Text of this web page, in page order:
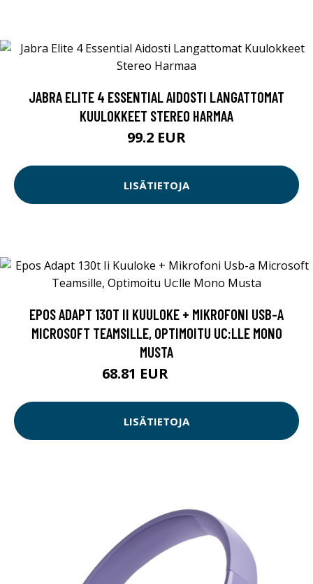
JABRA ELITE 4 ESSENTIAL AIDOSTI LANGATTOMAT
KUULOKKEET STEREO HARMAA
99.2 EUR
LISÄTIETOJA
EPOS ADAPT 130T II KUULOKE + MIKROFONI USB-A
MICROSOFT TEAMSILLE, OPTIMOITU UC:LLE MONO
MUSTA
68.81 EUR
LISÄTIETOJA